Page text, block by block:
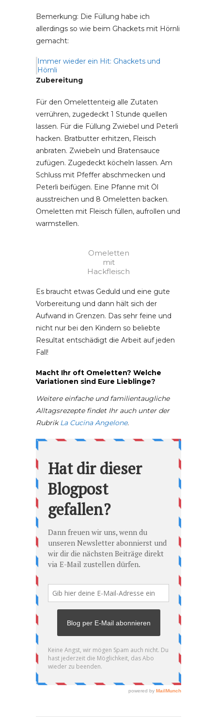
Bemerkung: Die Füllung habe ich
allerdings so wie beim Ghackets mit Hörnli
gemacht:
Immer wieder ein Hit: Ghackets und
Hörnli
Zubereitung
Für den Omelettenteig alle Zutaten
verrühren, zugedeckt 1 Stunde quellen
lassen. Für die Füllung Zwiebel und Peterli
hacken. Bratbutter erhitzen, Fleisch
anbraten. Zwiebeln und Bratensauce
zufügen. Zugedeckt köcheln lassen. Am
Schluss mit Pfeffer abschmecken und
Peterli beifügen. Eine Pfanne mit Öl
ausstreichen und 8 Omeletten backen.
Omeletten mit Fleisch füllen, aufrollen und
warmstellen.
Omeletten
mit
Hackfleisch
Es braucht etwas Geduld und eine gute
Vorbereitung und dann hält sich der
Aufwand in Grenzen. Das sehr feine und
nicht nur bei den Kindern so beliebte
Resultat entschädigt die Arbeit auf jeden
Fall!
Macht Ihr oft Omeletten? Welche
Variationen sind Eure Lieblinge?
Weitere einfache und familientaugliche
Alltagsrezepte findet Ihr auch unter der
RubrikLa Cucina Angelone.